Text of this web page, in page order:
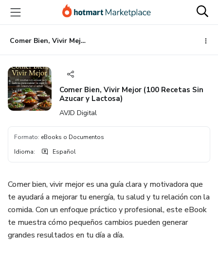
principal
página
de
página
Comer Bien, Vivir Mejor (100 Recetas Sin Azucar y Lactosa)
Comer Bien, Vivir Mejor (100 Recetas Sin
Azucar y Lactosa)
AVJD Digital
Formato: eBooks o Documentos
Idioma: Español
Comer bien, vivir mejor es una guía clara y motivadora que
te ayudará a mejorar tu energía, tu salud y tu relación con la
comida. Con un enfoque práctico y profesional, este eBook
te muestra cómo pequeños cambios pueden generar
grandes resultados en tu día a día.